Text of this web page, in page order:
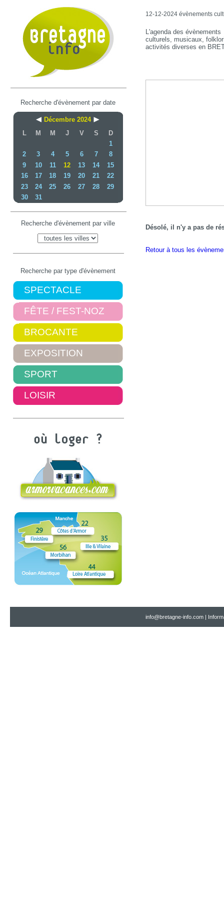
12-12-2024 évènements
L'agenda des évènements
culturels, musicaux,
activités diverses en
Recherche d'évènement par date
Décembre 2024
L
M M J V S
D
1
2
3 4 5 6 7
8
9
10 11 12 13 14
15
16
17 18 19 20 21
22
23
24 25 26 27 28
29
30
31
Recherche d'évènement par ville
Recherche par type d'évènement
SPECTACLE
FÊTE / FEST-NOZ
BROCANTE
EXPOSITION
SPORT
LOISIR
Désolé, il n'y a pas de
Retour à tous les
info@bretagne-info.com|